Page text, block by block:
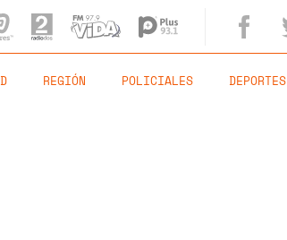
REGIÓN POLICIALES DEPORTES